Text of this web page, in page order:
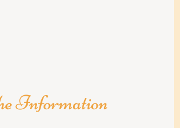
Information